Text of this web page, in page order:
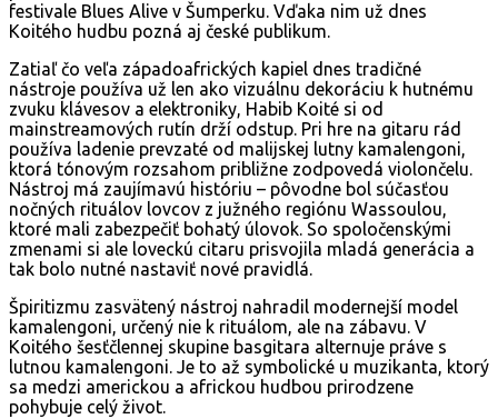
festivale Blues Alive v Šumperku. Vďaka nim už dnes
Koitého hudbu pozná aj české publikum.
Zatiaľ čo veľa západoafrických kapiel dnes tradičné
nástroje používa už len ako vizuálnu dekoráciu k hutnému
zvuku klávesov a elektroniky, Habib Koité si od
mainstreamových rutín drží odstup. Pri hre na gitaru rád
používa ladenie prevzaté od malijskej lutny kamalengoni,
ktorá tónovým rozsahom približne zodpovedá violončelu.
Nástroj má zaujímavú históriu – pôvodne bol súčasťou
nočných rituálov lovcov z južného regiónu Wassoulou,
ktoré mali zabezpečiť bohatý úlovok. So spoločenskými
zmenami si ale loveckú citaru prisvojila mladá generácia a
tak bolo nutné nastaviť nové pravidlá.
Špiritizmu zasvätený nástroj nahradil modernejší model
kamalengoni, určený nie k rituálom, ale na zábavu. V
Koitého šesťčlennej skupine basgitara alternuje práve s
lutnou kamalengoni. Je to až symbolické u muzikanta, ktorý
sa medzi americkou a africkou hudbou prirodzene
pohybuje celý život.